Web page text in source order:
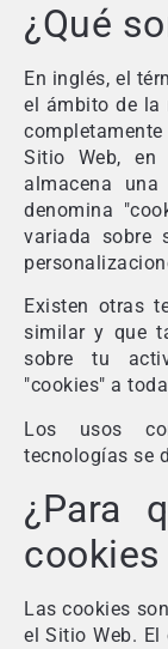
¿Qué
En inglés, el
el ámbito de la
Sitio Web,
almacena
denomina
variada sobre
Existen otras
similar y que
sobre tu
"cookies" a
Los usos
tecnologías se
¿Para
cookies
Las cookies
el Sitio Web.